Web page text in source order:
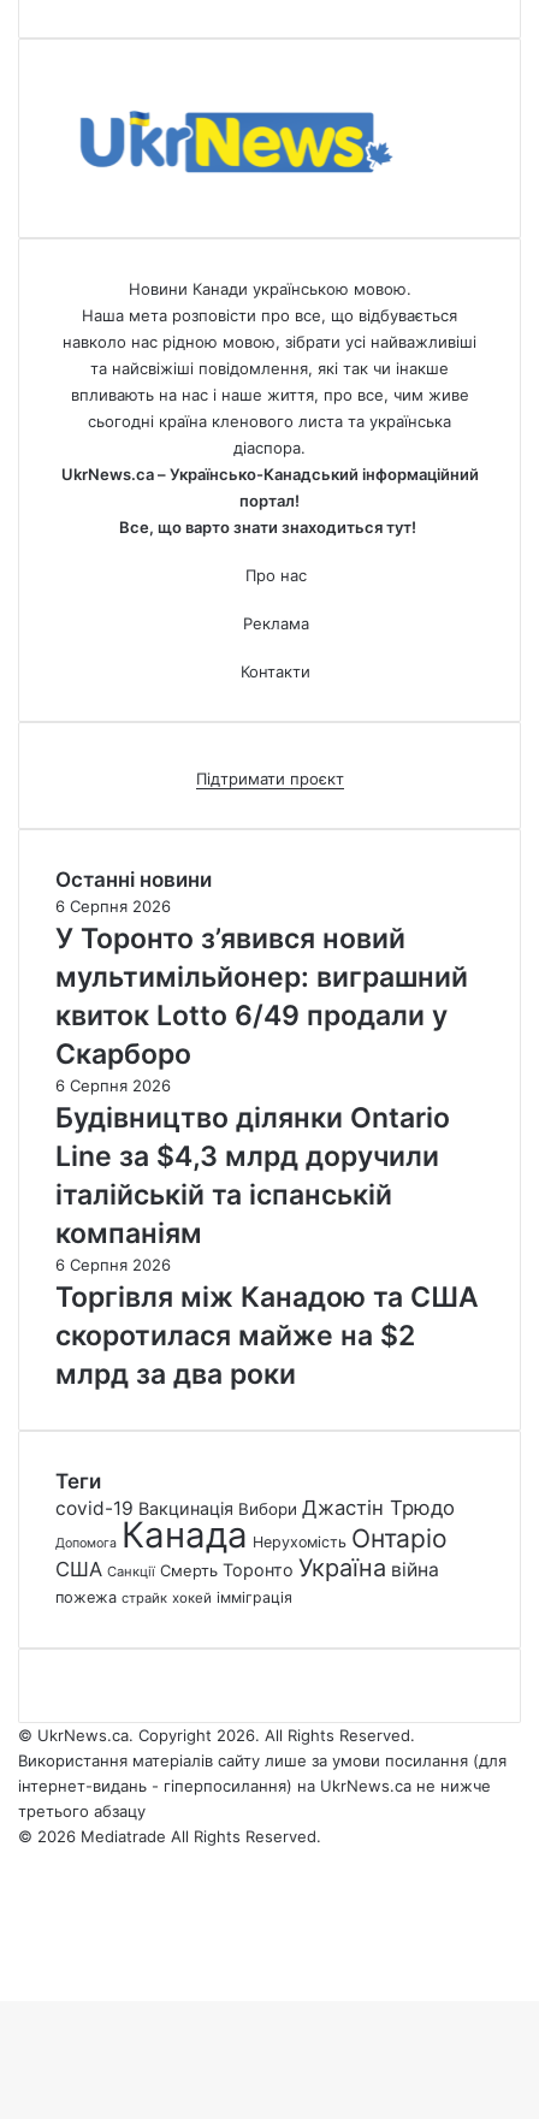
Новини Канади українською мовою.
Наша мета розповісти про все, що відбувається
навколо нас рідною мовою, зібрати усі найважливіші
та найсвіжіші повідомлення, які так чи інакше
впливають на нас і наше життя, про все, чим живе
сьогодні країна кленового листа та українська
діаспора.
UkrNews.ca – Українсько-Канадський інформаційний
портал!
Все, що варто знати знаходиться тут!
Про нас
Реклама
Контакти
Підтримати проєкт
Останні новини
6 Серпня 2026
У Торонто з’явився новий
мультимільйонер: виграшний
квиток Lotto 6/49 продали у
Скарборо
6 Серпня 2026
Будівництво ділянки Ontario
Line за $4,3 млрд доручили
італійській та іспанській
компаніям
6 Серпня 2026
Торгівля між Канадою та США
скоротилася майже на $2
млрд за два роки
Теги
covid-19 Вакцинація Вибори Джастін Трюдо
Допомога Канада Нерухомість Онтаріо
США Санкції Смерть Торонто Україна війна
пожежа страйк хокей імміграція
© UkrNews.ca. Copyright 2026. All Rights Reserved.
Використання матеріалів сайту лише за умови посилання (для
інтернет-видань - гіперпосилання) на UkrNews.ca не нижче
третього абзацу
© 2026 Mediatrade All Rights Reserved.